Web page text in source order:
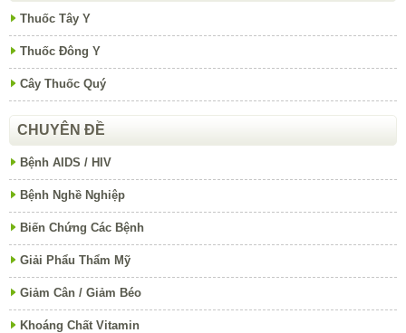
Thuốc Tây Y
Thuốc Đông Y
Cây Thuốc Quý
CHUYÊN ĐỀ
Bệnh AIDS / HIV
Bệnh Nghề Nghiệp
Biến Chứng Các Bệnh
Giải Phẩu Thẩm Mỹ
Giảm Cân / Giảm Béo
Khoáng Chất Vitamin